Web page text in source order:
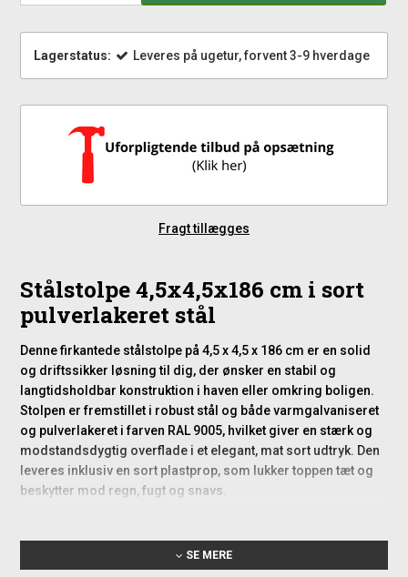
Lagerstatus: Leveres på ugetur, forvent 3-9 hverdage
Fragt tillægges
Stålstolpe 4,5x4,5x186 cm i sort
pulverlakeret stål
Denne firkantede stålstolpe på 4,5 x 4,5 x 186 cm er en solid
og driftssikker løsning til dig, der ønsker en stabil og
langtidsholdbar konstruktion i haven eller omkring boligen.
Stolpen er fremstillet i robust stål og både varmgalvaniseret
og pulverlakeret i farven RAL 9005, hvilket giver en stærk og
modstandsdygtig overflade i et elegant, mat sort udtryk. Den
leveres inklusiv en sort plastprop, som lukker toppen tæt og
beskytter mod regn, fugt og snavs.
Stolpens anvendelse i hegn og
udendørs konstruktioner
SE MERE